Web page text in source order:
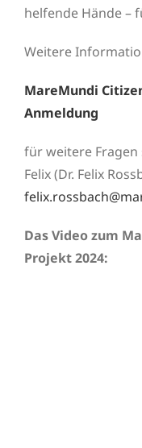
helfende Hände –
Weitere
MareMundi
Anmeldung
für weitere
Felix (Dr. Felix
Das Video zum
Projekt 2024: